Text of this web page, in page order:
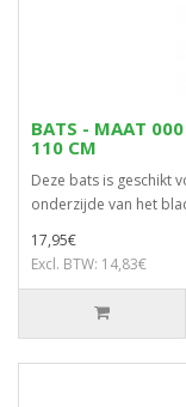
BATS - MAAT 000
110 CM
Deze bats is geschikt
onderzijde van het
17,95€
Excl. BTW: 14,83€